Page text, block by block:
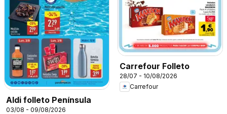
Aldi folleto Península
03/08 - 09/08/2026
Carrefour Folleto
28/07 - 10/08/2026
Carrefour